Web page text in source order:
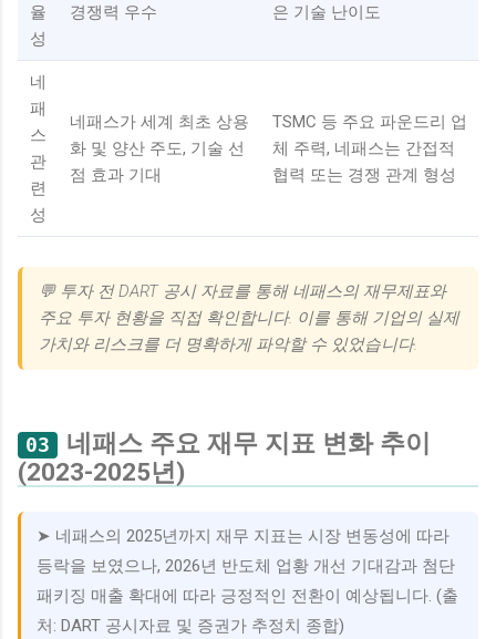
율
성
경쟁력 우수
은 기술 난이도
네
패
스
관
련
성
네패스가 세계 최초 상용
화 및 양산 주도, 기술 선
점 효과 기대
TSMC 등 주요 파운드리 업
체 주력, 네패스는 간접적
협력 또는 경쟁 관계 형성
💬 투자 전 DART 공시 자료를 통해 네패스의 재무제표와
주요 투자 현황을 직접 확인합니다. 이를 통해 기업의 실제
가치와 리스크를 더 명확하게 파악할 수 있었습니다.
03
네패스 주요 재무 지표 변화 추이
(2023-2025년)
➤ 네패스의 2025년까지 재무 지표는 시장 변동성에 따라
등락을 보였으나, 2026년 반도체 업황 개선 기대감과 첨단
패키징 매출 확대에 따라 긍정적인 전환이 예상됩니다. (출
처: DART 공시자료 및 증권가 추정치 종합)